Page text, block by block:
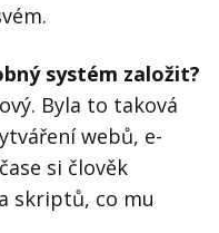
systém založit?
Byla to taková
webů, e-
si člověk
skriptů, co mu